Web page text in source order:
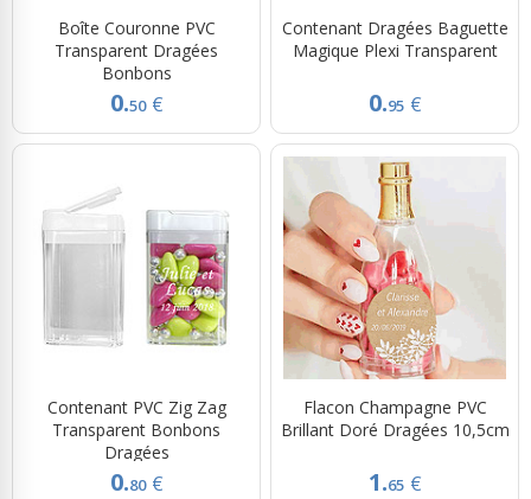
Boîte Couronne PVC
Transparent Dragées
Bonbons
0.50 €
Contenant Dragées Baguette
Magique Plexi Transparent
0.95 €
Contenant PVC Zig Zag
Transparent Bonbons
Dragées
0.80 €
Flacon Champagne PVC
Brillant Doré Dragées 10,5cm
1.65 €